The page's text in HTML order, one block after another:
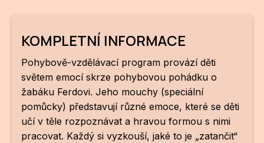
KOMPLETNÍ INFORMACE
Pohybově-vzdělávací program provází děti
světem emocí skrze pohybovou pohádku o
žabáku Ferdovi. Jeho mouchy (speciální
pomůcky) představují různé emoce, které se děti
učí v těle rozpoznávat a hravou formou s nimi
pracovat. Každý si vyzkouší, jaké to je „zatančit“